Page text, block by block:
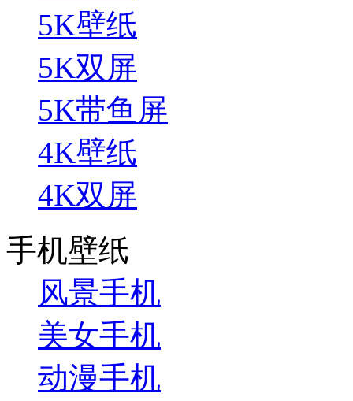
5K壁纸
5K双屏
5K带鱼屏
4K壁纸
4K双屏
手机壁纸
风景手机
美女手机
动漫手机